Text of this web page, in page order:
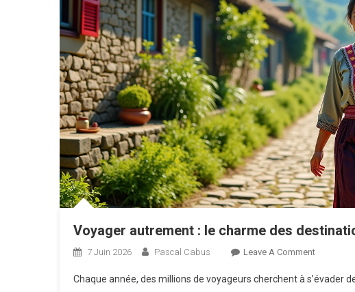
Voyager autrement : le charme des
7 Juin 2026 Pascal Cabus Leave A CommentOn
Autrement
Chaque année, des millions de voyageurs cherchent à s’évader